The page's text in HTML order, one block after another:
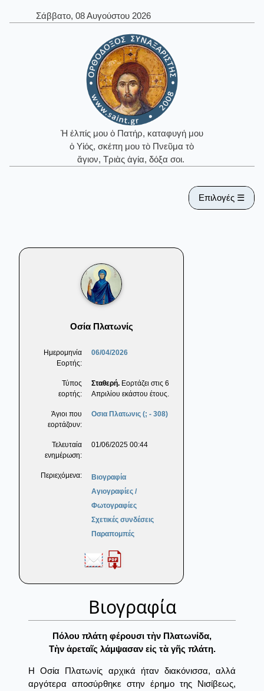
Σάββατο, 08 Αυγούστου 2026
Ἡ ἐλπίς μου ὁ Πατήρ, καταφυγή μου
ὁ Υἱός, σκέπη μου τὸ Πνεῦμα τὸ
ἅγιον, Τριὰς ἁγία, δόξα σοι.
Επιλογές ☰
Οσία Πλατωνίς
Ημερομηνία
Εορτής:
06/04/2026
Τύπος
εορτής:
Σταθερή. Εορτάζει στις 6
Απριλίου εκάστου έτους.
Άγιοι που
εορτάζουν:
Οσια Πλατωνις (; - 308)
Τελευταία
ενημέρωση:
01/06/2025 00:44
Περιεχόμενα:
Βιογραφία
Αγιογραφίες /
Φωτογραφίες
Σχετικές συνδέσεις
Παραπομπές
Βιογραφία
Πόλου πλάτη φέρουσι τὴν Πλατωνίδα,
Τὴν ἀρεταῖς λάμψασαν εἰς τὰ γῆς πλάτη.
Η Οσία Πλατωνίς αρχικά ήταν διακόνισσα, αλλά
αργότερα αποσύρθηκε στην έρημο της Νισίβεως,